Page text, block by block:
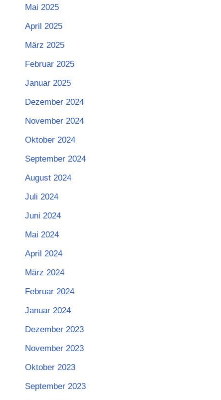
Mai 2025
April 2025
März 2025
Februar 2025
Januar 2025
Dezember 2024
November 2024
Oktober 2024
September 2024
August 2024
Juli 2024
Juni 2024
Mai 2024
April 2024
März 2024
Februar 2024
Januar 2024
Dezember 2023
November 2023
Oktober 2023
September 2023